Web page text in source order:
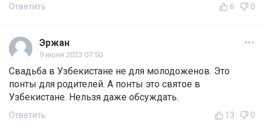
Ответить 6 0
Эржан
9 июня 2023 07:50
Свадьба в Узбекистане не для молодоженов. Это
понты для родителей. А понты это святое в
Узбекистане. Нельзя даже обсуждать.
Ответить 13 0